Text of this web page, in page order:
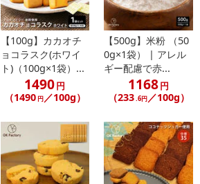
【100g】カカオチ
ョコラスク(ホワイ
ト)（100g×1袋）...
1490円
（1490 円／100g）
【500g】米粉 （50
0g×1袋） | アレル
ギー配慮で赤...
1168円
（233.6円／100g）